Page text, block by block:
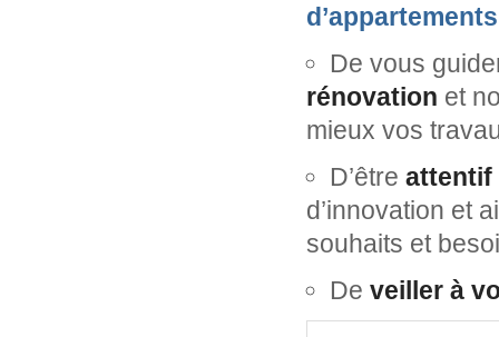
d’appartements
De vous
rénovation et
mieux vos
D’être attentif
d’innovation et
souhaits et
De veiller à